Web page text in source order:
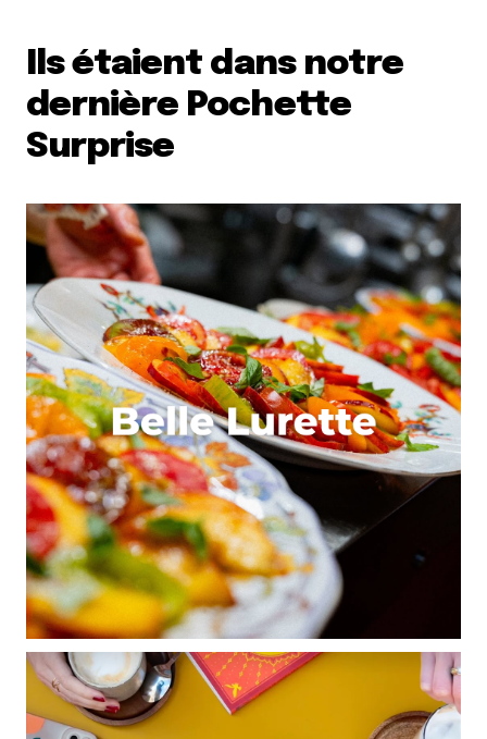
Ils étaient dans notre
dernière Pochette
Surprise